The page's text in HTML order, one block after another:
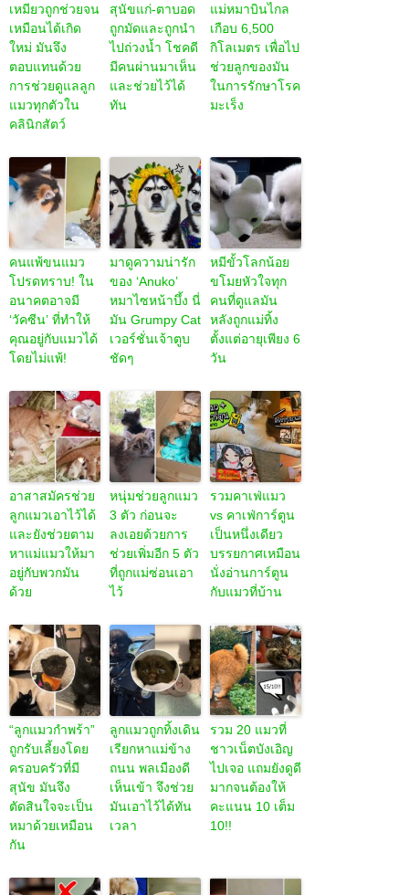
เหมียวถูกช่วยจน
เหมือนได้เกิด
ใหม่ มันจึง
ตอบแทนด้วย
การช่วยดูแลลูก
แมวทุกตัวใน
คลินิกสัตว์
สุนัขแก่-ตาบอด
ถูกมัดและถูกนำ
ไปถ่วงน้ำ โชคดี
มีคนผ่านมาเห็น
และช่วยไว้ได้
ทัน
แม่หมาบินไกล
เกือบ 6,500
กิโลเมตร เพื่อไป
ช่วยลูกของมัน
ในการรักษาโรค
มะเร็ง
คนแพ้ขนแมว
โปรดทราบ! ใน
อนาคตอาจมี
‘วัคซีน’ ที่ทำให้
คุณอยู่กับแมวได้
โดยไม่แพ้!
มาดูความน่ารัก
ของ ‘Anuko’
หมาไซหน้าบึ้ง นี่
มัน Grumpy Cat
เวอร์ชั่นเจ้าตูบ
ชัดๆ
หมีขั้วโลกน้อย
ขโมยหัวใจทุก
คนที่ดูแลมัน
หลังถูกแม่ทิ้ง
ตั้งแต่อายุเพียง 6
วัน
อาสาสมัครช่วย
ลูกแมวเอาไว้ได้
และยังช่วยตาม
หาแม่แมวให้มา
อยู่กับพวกมัน
ด้วย
หนุ่มช่วยลูกแมว
3 ตัว ก่อนจะ
ลงเอยด้วยการ
ช่วยเพิ่มอีก 5 ตัว
ที่ถูกแม่ซ่อนเอา
ไว้
รวมคาเฟ่แมว
vs คาเฟ่การ์ตูน
เป็นหนึ่งเดียว
บรรยกาศเหมือน
นั่งอ่านการ์ตูน
กับแมวที่บ้าน
“ลูกแมวกำพร้า”
ถูกรับเลี้ยงโดย
ครอบครัวที่มี
สุนัข มันจึง
ตัดสินใจจะเป็น
หมาด้วยเหมือน
กัน
ลูกแมวถูกทิ้งเดิน
เรียกหาแม่ข้าง
ถนน พลเมืองดี
เห็นเข้า จึงช่วย
มันเอาไว้ได้ทัน
เวลา
รวม 20 แมวที่
ชาวเน็ตบังเอิญ
ไปเจอ แถมยังดูดี
มากจนต้องให้
คะแนน 10 เต็ม
10!!